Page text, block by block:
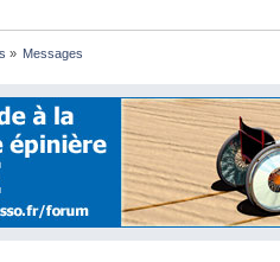
» Messages